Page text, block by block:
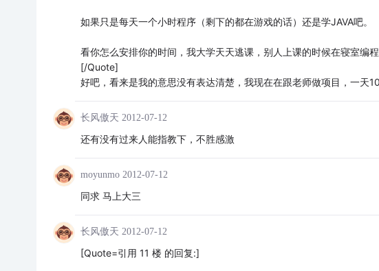
如果只是每天一个小时程序（剩下的都在游戏的话）还是学JAVA吧。
看你怎么安排你的时间，我大学天天逃课，别人上课的时候在寝室编
[/Quote]
好吧，看来是我的意思没有表达清楚，我现在在跟老师做项目，一天
长风傲天 2012-07-12
还有没有过来人能指教下，不胜感激
moyunmo 2012-07-12
同求 马上大三
长风傲天 2012-07-12
[Quote=引用 11 楼 的回复:]